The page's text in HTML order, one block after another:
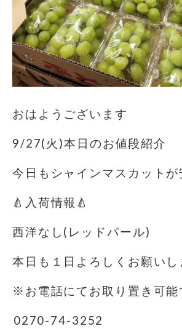
おはようございます️
9/27(火)本日のお値段紹介
今日もシャインマスカット
🍐入荷情報🍐
西洋なし(レッドパール)
本日も１日よろしくお願いし
※お電話にてお取り置き可能
️0270-74-3252